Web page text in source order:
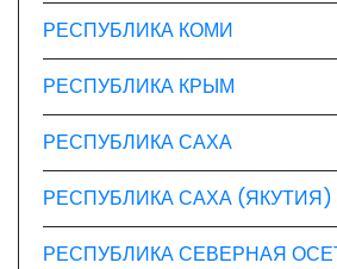
РЕСПУБЛИКА КОМИ
РЕСПУБЛИКА КРЫМ
РЕСПУБЛИКА САХА
РЕСПУБЛИКА САХА (ЯКУТИЯ)
РЕСПУБЛИКА СЕВЕРНАЯ